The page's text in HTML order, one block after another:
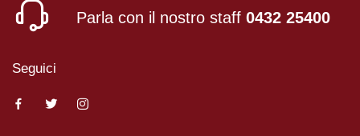
Oceania
Viaggi in Nuova Zelanda
Parla con il nostro staff 0432 25400
Seguici